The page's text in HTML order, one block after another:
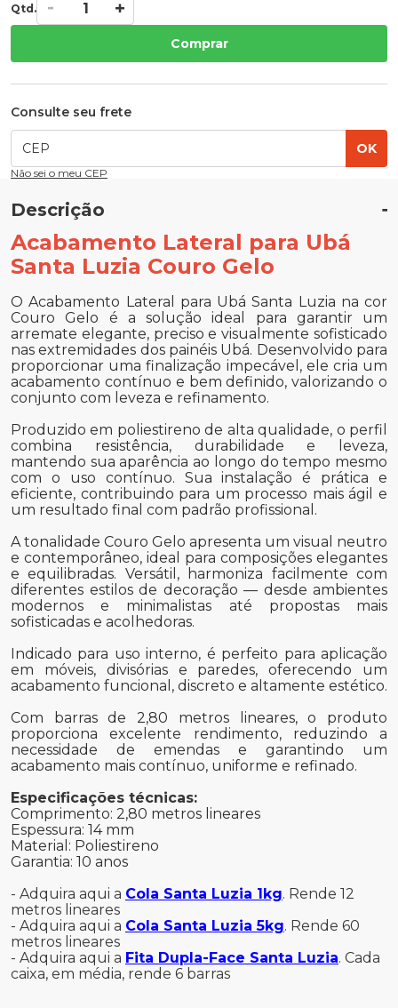
Qtd.
Comprar
Consulte seu frete
OK
Não sei o meu CEP
Descrição
Acabamento Lateral para Ubá
Santa Luzia Couro Gelo
O Acabamento Lateral para Ubá Santa Luzia na cor
Couro Gelo é a solução ideal para garantir um
arremate elegante, preciso e visualmente sofisticado
nas extremidades dos painéis Ubá. Desenvolvido para
proporcionar uma finalização impecável, ele cria um
acabamento contínuo e bem definido, valorizando o
conjunto com leveza e refinamento.
Produzido em poliestireno de alta qualidade, o perfil
combina resistência, durabilidade e leveza,
mantendo sua aparência ao longo do tempo mesmo
com o uso contínuo. Sua instalação é prática e
eficiente, contribuindo para um processo mais ágil e
um resultado final com padrão profissional.
A tonalidade Couro Gelo apresenta um visual neutro
e contemporâneo, ideal para composições elegantes
e equilibradas. Versátil, harmoniza facilmente com
diferentes estilos de decoração — desde ambientes
modernos e minimalistas até propostas mais
sofisticadas e acolhedoras.
Indicado para uso interno, é perfeito para aplicação
em móveis, divisórias e paredes, oferecendo um
acabamento funcional, discreto e altamente estético.
Com barras de 2,80 metros lineares, o produto
proporciona excelente rendimento, reduzindo a
necessidade de emendas e garantindo um
acabamento mais contínuo, uniforme e refinado.
Especificações técnicas:
Comprimento: 2,80 metros lineares
Espessura: 14 mm
Material: Poliestireno
Garantia: 10 anos
- Adquira aqui a Cola Santa Luzia 1kg. Rende 12
metros lineares
- Adquira aqui a Cola Santa Luzia 5kg. Rende 60
metros lineares
- Adquira aqui a Fita Dupla-Face Santa Luzia. Cada
caixa, em média, rende 6 barras